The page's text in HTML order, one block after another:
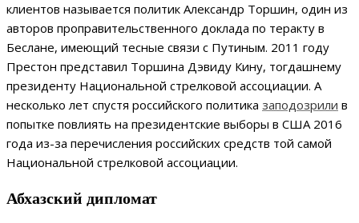
клиентов называется политик Александр Торшин, один из
авторов проправительственного доклада по теракту в
Беслане, имеющий тесные связи с Путиным. 2011 году
Престон представил Торшина Дэвиду Кину, тогдашнему
президенту Национальной стрелковой ассоциации. А
несколько лет спустя российского политика заподозрили в
попытке повлиять на президентские выборы в США 2016
года из-за перечисления российских средств той самой
Национальной стрелковой ассоциации.
Абхазский дипломат